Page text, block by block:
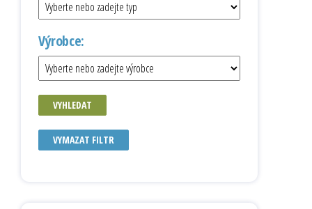
Výrobce:
VYHLEDAT
VYMAZAT FILTR